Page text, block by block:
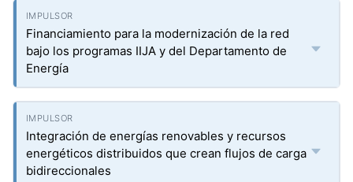
Financiamiento para la modernización de la red
bajo los programas IIJA y del Departamento de
Energía
Integración de energías renovables y recursos
energéticos distribuidos que crean flujos de carga
bidireccionales